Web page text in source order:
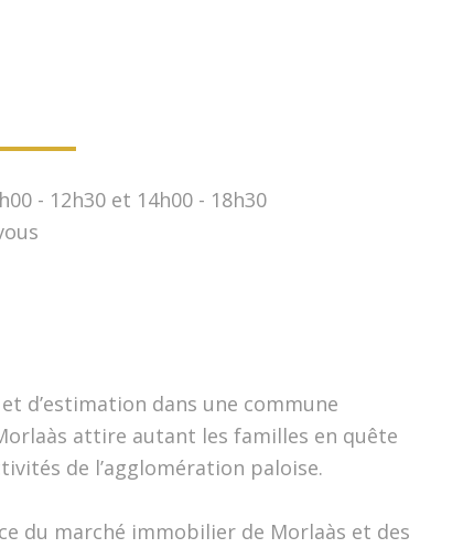
- 12h30 et 14h00 - 18h30
d’estimation dans une commune
attire autant les familles en quête
de l’agglomération paloise.
du marché immobilier de Morlaàs et des